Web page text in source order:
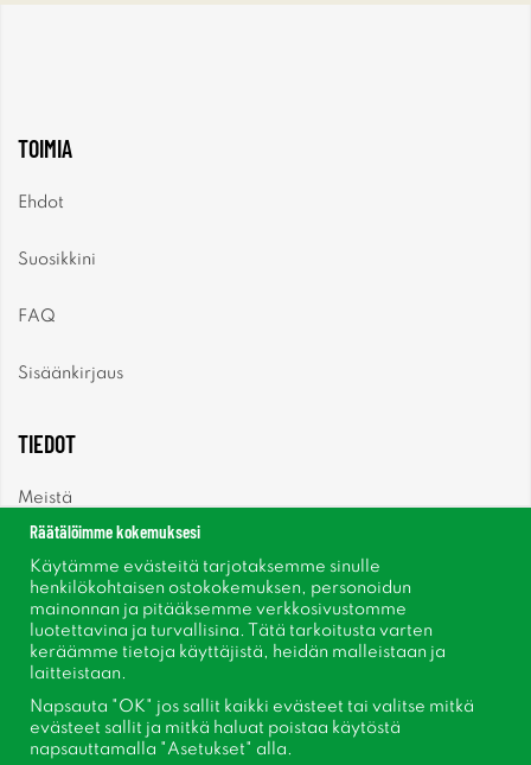
TOIMIA
Ehdot
Suosikkini
FAQ
Sisäänkirjaus
TIEDOT
Meistä
Uutiset
Uutiskirje
Tietoja evästeistä
Inspiraatiota
Räätälöimme kokemuksesi
Käytämme evästeitä tarjotaksemme sinulle
henkilökohtaisen ostokokemuksen, personoidun
mainonnan ja pitääksemme verkkosivustomme
luotettavina ja turvallisina. Tätä tarkoitusta varten
keräämme tietoja käyttäjistä, heidän malleistaan ​​ja
laitteistaan.
Napsauta "OK" jos sallit kaikki evästeet tai valitse mitkä
evästeet sallit ja mitkä haluat poistaa käytöstä
napsauttamalla "Asetukset" alla.